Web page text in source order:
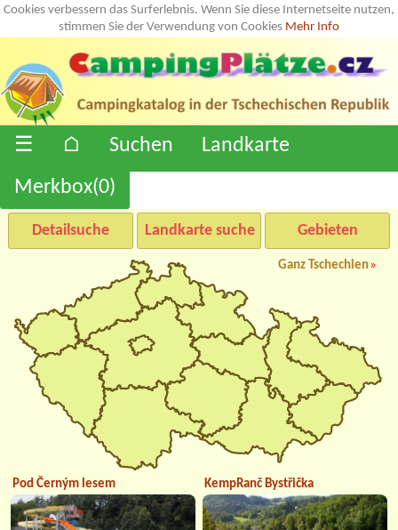
Cookies verbessern das Surferlebnis. Wenn Sie diese Internetseite nutzen,
stimmen Sie der Verwendung von Cookies Mehr Info
☰ ⌂ Suchen
Landkarte
Merkbox(0)
Detailsuche Landkarte suche Gebieten
Ganz Tschechien»
Pod Černým lesem KempRanč Bystřička